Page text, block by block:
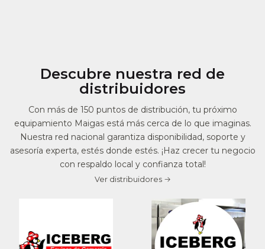
Descubre nuestra red de
distribuidores
Con más de 150 puntos de distribución, tu próximo
equipamiento Maigas está más cerca de lo que imaginas.
Nuestra red nacional garantiza disponibilidad, soporte y
asesoría experta, estés donde estés. ¡Haz crecer tu negocio
con respaldo local y confianza total!
Ver distribuidores